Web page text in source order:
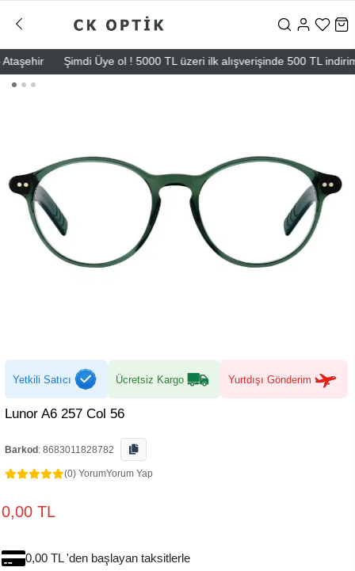
Şimdi Üye ol ! 5000 TL üzeri ilk alışverişinde 500 TL indirim
Yetkili Satıcı Ücretsiz Kargo Yurtdışı Gönderim
Lunor A6 257 Col 56
Barkod : 8683011828782
(0) YorumYorum Yap
0,00 TL
0,00 TL 'den başlayan taksitlerle